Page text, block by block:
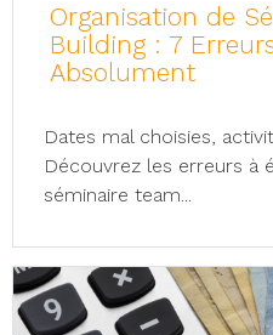
Organisation de
Building : 7
Absolument
Dates mal choisies,
Découvrez les erreurs à
séminaire team...